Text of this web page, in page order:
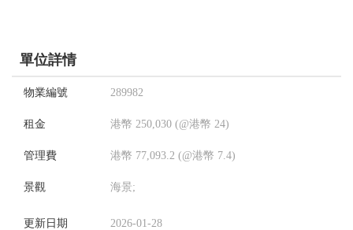
單位詳情
物業編號 289982
租金 港幣 250,030 (@港幣 24)
管理費 港幣 77,093.2 (@港幣 7.4)
景觀 海景;
更新日期 2026-01-28